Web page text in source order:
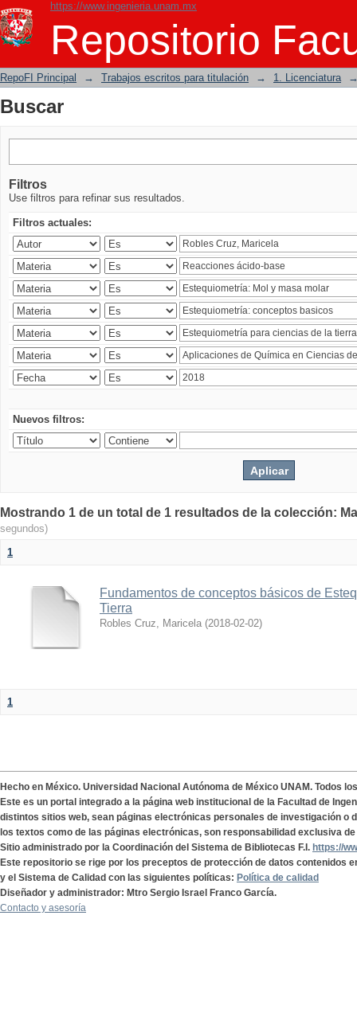
https://www.ingenieria.unam.mx
Repositorio
Buscar
RepoFI Principal → Trabajos escritos para titulación → 1. Licenciatura
Buscar
Filtros
Use filtros para refinar sus resultados.
Filtros actuales:
Nuevos filtros:
Mostrando 1 de un total de 1 resultados de la colección:
segundos)
1
Fundamentos de conceptos básicos de
Tierra
Robles Cruz, Maricela (2018-02-02)
1
Hecho en México. Universidad Nacional Autónoma de México UNAM. Todos
Este es un portal integrado a la página web institucional de la Facultad de
distintos sitios web, sean páginas electrónicas personales de investigación o
los textos como de las páginas electrónicas, son responsabilidad exclusiva
Sitio administrado por la Coordinación del Sistema de Bibliotecas F.I. https://
Este repositorio se rige por los preceptos de protección de datos contenidos
y el Sistema de Calidad con las siguientes políticas: Política de calidad
Diseñador y administrador: Mtro Sergio Israel Franco García.
Contacto y asesoría